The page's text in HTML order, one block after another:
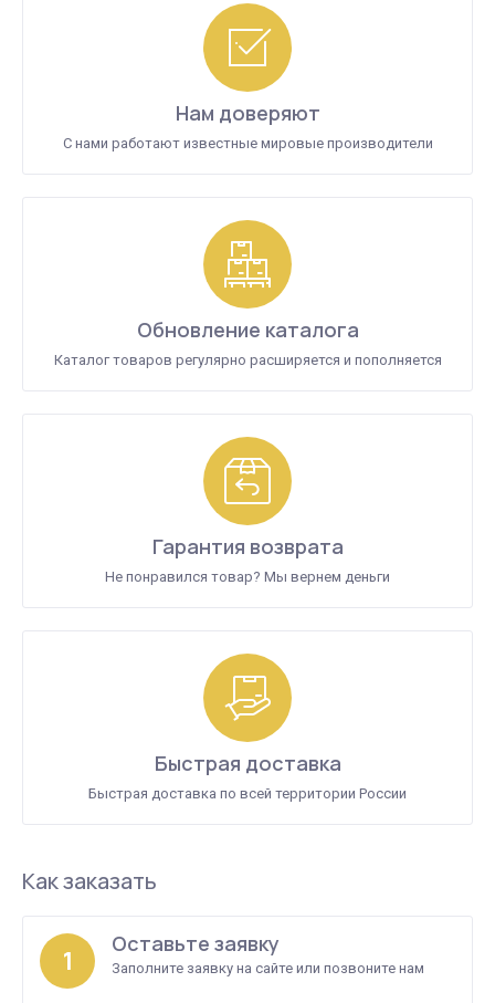
Нам доверяют
С нами работают известные мировые производители
Обновление каталога
Каталог товаров регулярно расширяется и пополняется
Гарантия возврата
Не понравился товар? Мы вернем деньги
Быстрая доставка
Быстрая доставка по всей территории России
Как заказать
1
Оставьте заявку
Заполните заявку на сайте или позвоните нам